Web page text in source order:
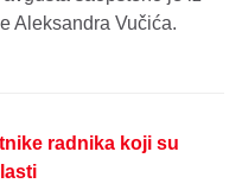
Aleksandra Vučića.
radnika koji su